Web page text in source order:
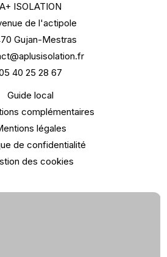
A+ ISOLATION
de l'actipole
Gujan-Mestras
40 25 28 67
Guide local
complémentaires
légales
de confidentialité
des cookies